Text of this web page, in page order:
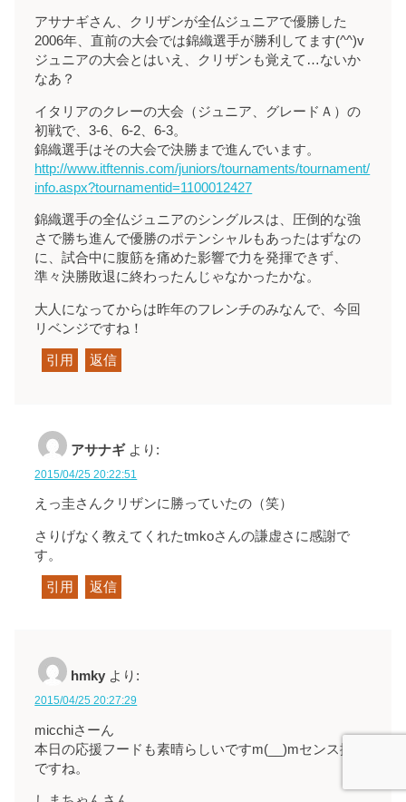
アサナギさん、クリザンが全仏ジュニアで優勝した
2006年、直前の大会では錦織選手が勝利してます(^^)v
ジュニアの大会とはいえ、クリザンも覚えて…ないか
なあ？
イタリアのクレーの大会（ジュニア、グレードＡ）の
初戦で、3-6、6-2、6-3。
錦織選手はその大会で決勝まで進んでいます。
http://www.itftennis.com/juniors/tournaments/tournament/
info.aspx?tournamentid=1100012427
錦織選手の全仏ジュニアのシングルスは、圧倒的な強
さで勝ち進んで優勝のポテンシャルもあったはずなの
に、試合中に腹筋を痛めた影響で力を発揮できず、
準々決勝敗退に終わったんじゃなかったかな。
大人になってからは昨年のフレンチのみなんで、今回
リベンジですね！
引用 返信
アサナギ より:
2015/04/25 20:22:51
えっ圭さんクリザンに勝っていたの（笑）
さりげなく教えてくれたtmkoさんの謙虚さに感謝で
す。
引用 返信
hmky より:
2015/04/25 20:27:29
micchiさーん
本日の応援フードも素晴らしいですm(__)mセンス抜群
ですね。